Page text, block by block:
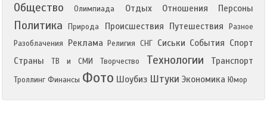
Общество Олимпиада Отдых Отношения Персоны
Политика Природа Происшествия Путешествия
Разное
Разоблачения
Реклама Религия СНГ Сиськи События Спорт
Страны
ТВ и СМИ Творчество Технологии Транспорт
Троллинг Финансы Фото Шоубиз Штуки Экономика Юмор